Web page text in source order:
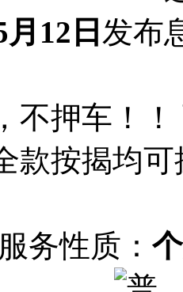
月12日 发布
不押车！
款按揭均
服务性质：